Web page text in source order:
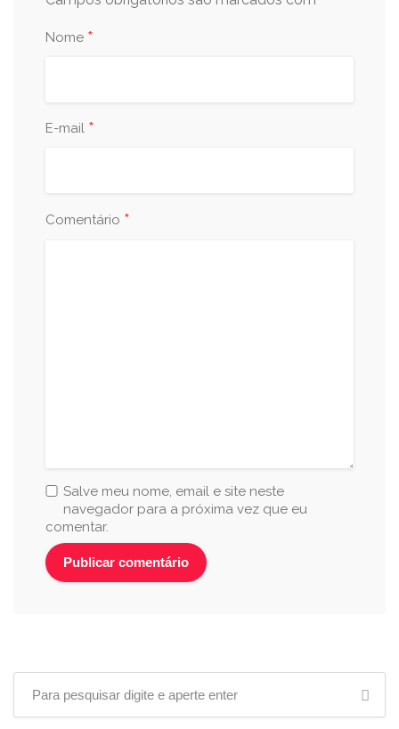
Nome *
E-mail *
Comentário *
Salve meu nome, email e site neste
navegador para a próxima vez que eu
comentar.